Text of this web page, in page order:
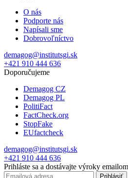
O nás
Podporte nás
Napísali sme
Dobrovoľníctvo
demagog@institutsgi.sk
+421 910 444 636
Doporučujeme
Demagog CZ
Demagog PL
PolitiFact
FactCheck.org
StopFake
EUfactcheck
demagog@institutsgi.sk
+421 910 444 636
Prihláste sa a dostávajte výroky emailom
Prihlásiť